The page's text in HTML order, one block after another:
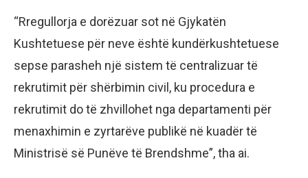
“Rregullorja e dorëzuar sot në Gjykatën
Kushtetuese për neve është kundërkushtetuese
sepse parasheh një sistem të centralizuar të
rekrutimit për shërbimin civil, ku procedura e
rekrutimit do të zhvillohet nga departamenti për
menaxhimin e zyrtarëve publikë në kuadër të
Ministrisë së Punëve të Brendshme”, tha ai.